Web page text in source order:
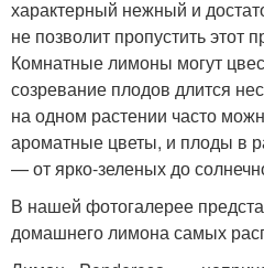
характерный нежный и
не позволит пропустить этот
Комнатные лимоны могут
созревание плодов длится
на одном растении часто
ароматные цветы, и плоды в
— от ярко-зеленых до
В нашей фотогалерее
домашнего лимона самых